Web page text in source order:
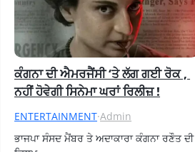
ਕੰਗਨਾ ਦੀ ਐਮਰਜੈਂਸੀ ‘ਤੇ ਲੱਗ ਗਈ ਰੋਕ ,
ਨਹੀਂ ਹੋਵੇਗੀ ਸਿਨੇਮਾ ਘਰਾਂ ਰਿਲੀਜ਼ !
ENTERTAINMENT·Admin
ਭਾਜਪਾ ਸੰਸਦ ਮੈਂਬਰ ਤੇ ਅਦਾਕਾਰਾ ਕੰਗਨਾ ਰਣੌਤ ਦੀ